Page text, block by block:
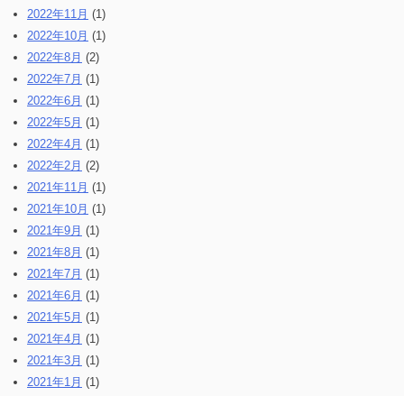
2022年11月 (1)
2022年10月 (1)
2022年8月 (2)
2022年7月 (1)
2022年6月 (1)
2022年5月 (1)
2022年4月 (1)
2022年2月 (2)
2021年11月 (1)
2021年10月 (1)
2021年9月 (1)
2021年8月 (1)
2021年7月 (1)
2021年6月 (1)
2021年5月 (1)
2021年4月 (1)
2021年3月 (1)
2021年1月 (1)